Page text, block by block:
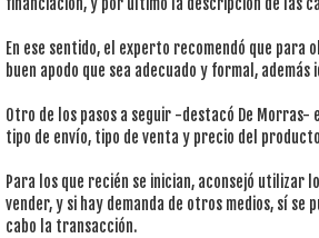
financiación, y por último la descripción de las
En ese sentido, el experto recomendó que para
buen apodo que sea adecuado y formal,
Otro de los pasos a seguir -destacó De Morras-
tipo de envío, tipo de venta y precio del
Para los que recién se inician, aconsejó utilizar
vender, y si hay demanda de otros medios, sí
cabo la transacción.